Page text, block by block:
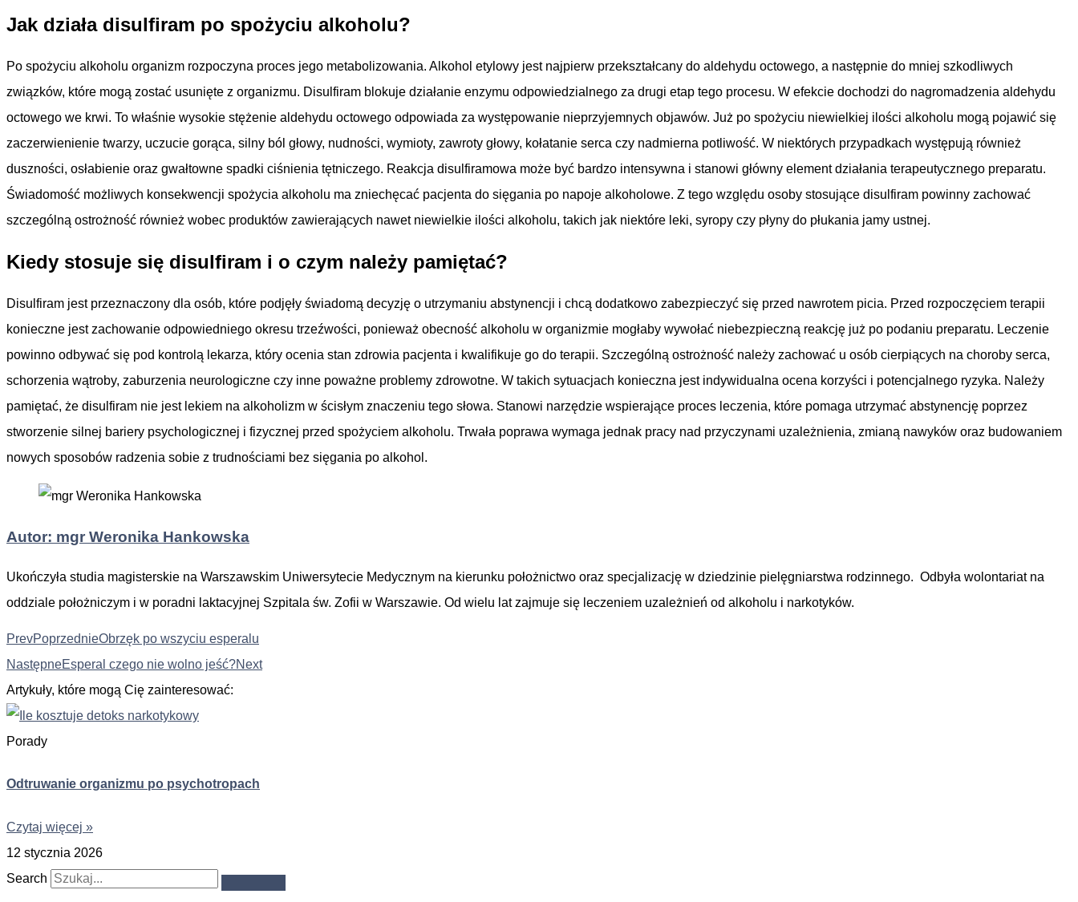
Jak działa disulfiram po spożyciu alkoholu?
Po spożyciu alkoholu organizm rozpoczyna proces jego metabolizowania. Alkohol etylowy jest najpierw przekształcany do aldehydu octowego, a następnie do mniej szkodliwych
związków, które mogą zostać usunięte z organizmu. Disulfiram blokuje działanie enzymu odpowiedzialnego za drugi etap tego procesu. W efekcie dochodzi do nagromadzenia aldehydu
octowego we krwi. To właśnie wysokie stężenie aldehydu octowego odpowiada za występowanie nieprzyjemnych objawów. Już po spożyciu niewielkiej ilości alkoholu mogą pojawić się
zaczerwienienie twarzy, uczucie gorąca, silny ból głowy, nudności, wymioty, zawroty głowy, kołatanie serca czy nadmierna potliwość. W niektórych przypadkach występują również
duszności, osłabienie oraz gwałtowne spadki ciśnienia tętniczego. Reakcja disulfiramowa może być bardzo intensywna i stanowi główny element działania terapeutycznego preparatu.
Świadomość możliwych konsekwencji spożycia alkoholu ma zniechęcać pacjenta do sięgania po napoje alkoholowe. Z tego względu osoby stosujące disulfiram powinny zachować
szczególną ostrożność również wobec produktów zawierających nawet niewielkie ilości alkoholu, takich jak niektóre leki, syropy czy płyny do płukania jamy ustnej.
Kiedy stosuje się disulfiram i o czym należy pamiętać?
Disulfiram jest przeznaczony dla osób, które podjęły świadomą decyzję o utrzymaniu abstynencji i chcą dodatkowo zabezpieczyć się przed nawrotem picia. Przed rozpoczęciem terapii
konieczne jest zachowanie odpowiedniego okresu trzeźwości, ponieważ obecność alkoholu w organizmie mogłaby wywołać niebezpieczną reakcję już po podaniu preparatu. Leczenie
powinno odbywać się pod kontrolą lekarza, który ocenia stan zdrowia pacjenta i kwalifikuje go do terapii. Szczególną ostrożność należy zachować u osób cierpiących na choroby serca,
schorzenia wątroby, zaburzenia neurologiczne czy inne poważne problemy zdrowotne. W takich sytuacjach konieczna jest indywidualna ocena korzyści i potencjalnego ryzyka. Należy
pamiętać, że disulfiram nie jest lekiem na alkoholizm w ścisłym znaczeniu tego słowa. Stanowi narzędzie wspierające proces leczenia, które pomaga utrzymać abstynencję poprzez
stworzenie silnej bariery psychologicznej i fizycznej przed spożyciem alkoholu. Trwała poprawa wymaga jednak pracy nad przyczynami uzależnienia, zmianą nawyków oraz budowaniem
nowych sposobów radzenia sobie z trudnościami bez sięgania po alkohol.
Autor: mgr Weronika Hankowska
Ukończyła studia magisterskie na Warszawskim Uniwersytecie Medycznym na kierunku położnictwo oraz specjalizację w dziedzinie pielęgniarstwa rodzinnego. Odbyła wolontariat na
oddziale położniczym i w poradni laktacyjnej Szpitala św. Zofii w Warszawie. Od wielu lat zajmuje się leczeniem uzależnień od alkoholu i narkotyków.
PrevPoprzednieObrzęk po wszyciu esperalu
NastępneEsperal czego nie wolno jeść?Next
Artykuły, które mogą Cię zainteresować:
Porady
Odtruwanie organizmu po psychotropach
Czytaj więcej »
12 stycznia 2026
Search